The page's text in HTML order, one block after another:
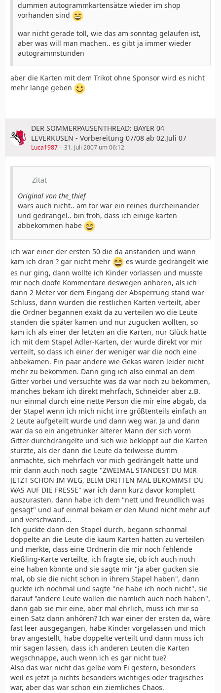
dummen autogrammkartensätze wieder im shop
vorhanden sind
war nicht gerade toll, wie das am sonntag gelaufen ist,
aber was will man machen.. es gibt ja immer wieder
autogrammstunden
aber die Karten mit dem Trikot ohne Sponsor wird es nicht
mehr lange geben
DER SOMMERPAUSENTHREAD: BAYER 04
LEVERKUSEN - Vorbereitung 07/08 ab 02.Juli 07
Luca1987 31. Juli 2007 um 06:12
Zitat
Original von the_thief
wars auch nicht.. am tor war ein reines durcheinander
und gedrängel.. bin froh, dass ich einige karten
abbekommen habe
ich war einer der ersten 50 die da anstanden und wann
kam ich dran ? gar nicht mehr
es wurde gedrängelt wie
es nur ging, dann wollte ich Kinder vorlassen und musste
mir noch doofe Kommentare deswegen anhören, als ich
dann 2 Meter vor dem Eingang der Absperrung stand war
Schluss, dann wurden die restlichen Karten verteilt, aber
die Ordner begannen exakt da zu verteilen wo die Leute
standen die später kamen und nur zugucken wollten, so
kam ich als einer der letzten an die Karten, nur Glück hatte
ich mit dem Stapel Adler-Karten, der wurde direkt vor mir
verteilt, so dass ich einer der weniger war die noch eine
abbekamen. Ein paar andere wie Gekas waren leider nicht
mehr zu bekommen. Dann ging ich also einmal an dem
Gitter vorbei und versuchte was da war noch zu bekommen,
manches bekam ich direkt mehrfach, Schneider aber z.B.
nur einmal durch eine nette Person die mir eine abgab, da
der Stapel wenn ich mich nicht irre größtenteils einfach an
2 Leute aufgeteilt wurde und dann weg war. Ja und dann
war da so ein angetrunker älterer Mann der sich vorm
Gitter durchdrängelte und sich wie bekloppt auf die Karten
stürzte, als der dann die Leute da teilweise dumm
anmachte, sich mehrfach vor mich gedrängelt hatte und
mir dann auch noch sagte "ZWEIMAL STANDEST DU MIR
JETZT SCHON IM WEG, BEIM DRITTEN MAL BEKOMMST DU
WAS AUF DIE FRESSE" war ich dann kurz davor komplett
auszurasten, dann habe ich dem "nett und freundlich was
gesagt" und auf einmal bekam er den Mund nicht mehr auf
und verschwand...
Ich guckte dann den Stapel durch, begann schonmal
doppelte an die Leute die kaum Karten hatten zu verteilen
und merkte, dass eine Ordnerin die mir noch fehlende
Kießling-Karte verteilte, ich fragte sie, ob ich auch noch
eine haben könnte und sie sagte mir "ja aber gucken sie
mal, ob sie die nicht schon in ihrem Stapel haben", dann
guckte ich nochmal und sagte "ne habe ich noch nicht", sie
darauf "andere Leute wollen die nämlich auch noch haben",
dann gab sie mir eine, aber mal ehrlich, muss ich mir so
einen Satz dann anhören? Ich war einer der ersten da, wäre
fast leer ausgegangen, habe Kinder vorgelassen und mich
brav angestellt, habe doppelte verteilt und dann muss ich
mir sagen lassen, dass ich anderen Leuten die Karten
wegschnappe, auch wenn ich es gar nicht tue?
Also das war nicht das gelbe vom Ei gestern, besonders
weil es jetzt ja nichts besonders wichtiges oder tragisches
war, aber das war schon ein ziemliches Chaos.